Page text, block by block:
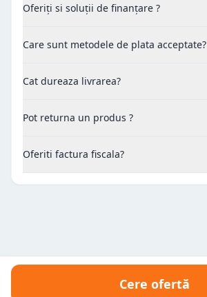
Oferiți si soluții de finanțare ?
Care sunt metodele de plata acceptate?
Cat dureaza livrarea?
Pot returna un produs ?
Oferiti factura fiscala?
Cere ofertă